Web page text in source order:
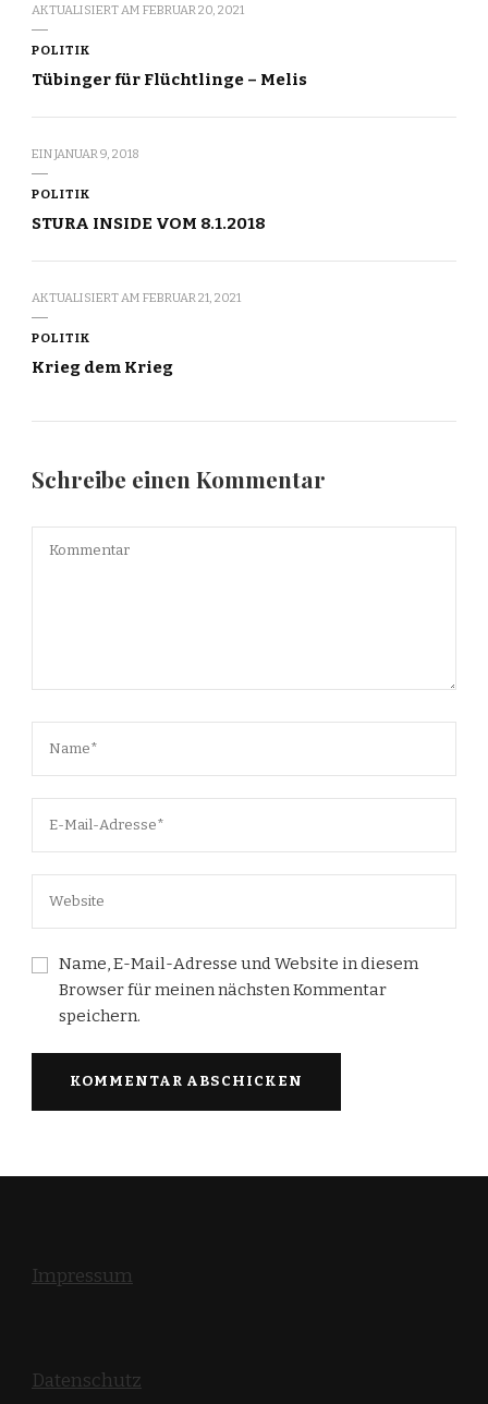
AKTUALISIERT AM FEBRUAR 20, 2021
POLITIK
Tübinger für Flüchtlinge – Melis
EINJANUAR 9, 2018
POLITIK
STURA INSIDE VOM 8.1.2018
AKTUALISIERT AM FEBRUAR 21, 2021
POLITIK
Krieg dem Krieg
Schreibe einen Kommentar
Name, E-Mail-Adresse und Website in diesem
Browser für meinen nächsten Kommentar
speichern.
Impressum
Datenschutz